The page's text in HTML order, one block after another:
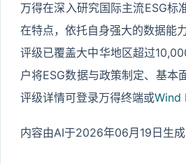
万得在深入研究国际主流ESG标
在特点，依托自身强大的数据能
评级已覆盖大中华地区超过
户将ESG数据与政策制定、基本
评级详情可登录万得终端或Wind
内容由AI于2026年06月19日生成